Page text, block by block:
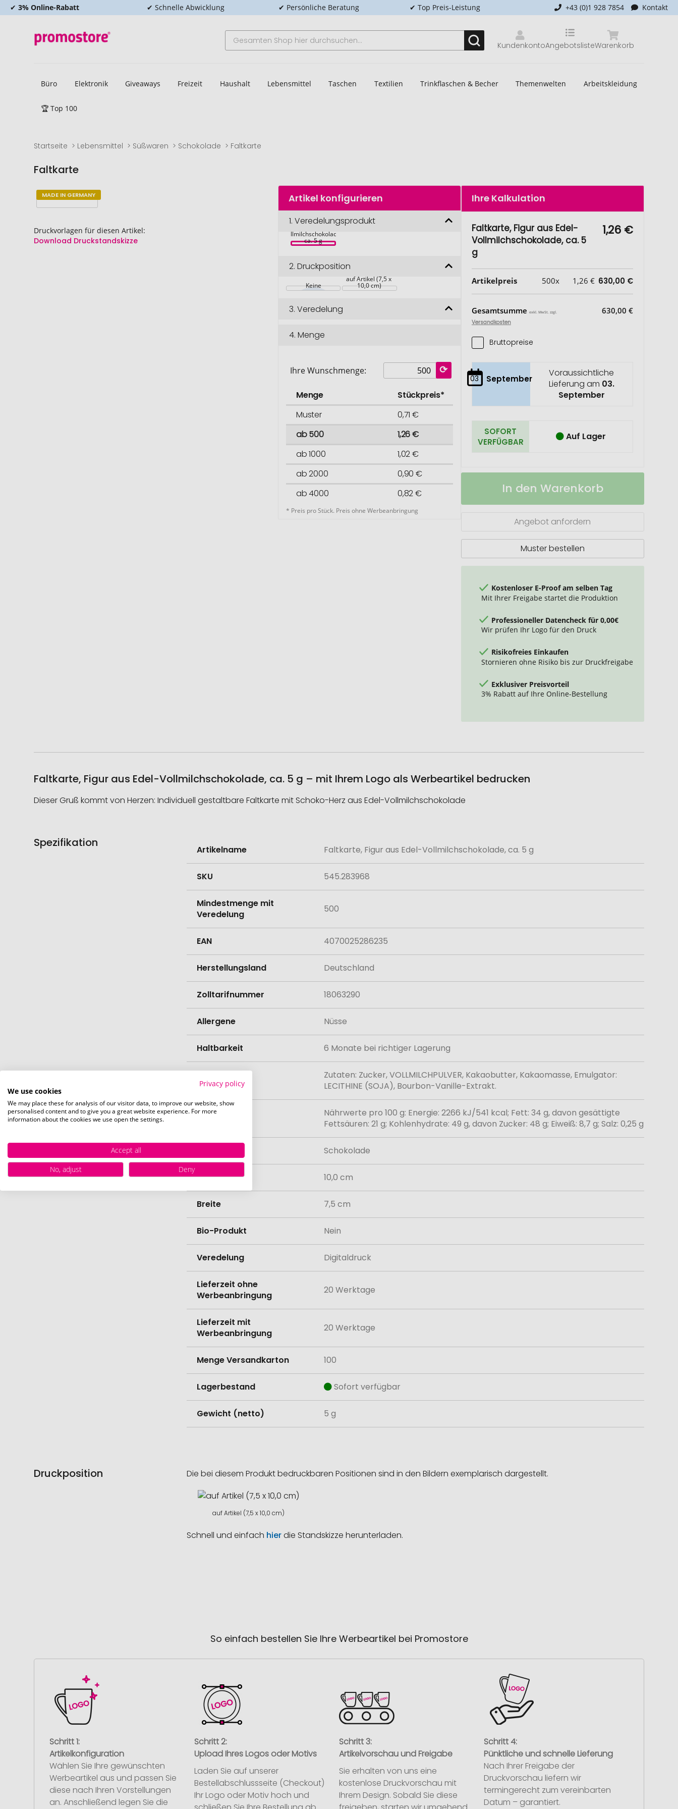
✔ 3% Online-Rabatt ✔ Schnelle Abwicklung ✔ Persönliche Beratung ✔ Top Preis-Leistung +43 (0)1 928 7854 Kontakt
Kundenkonto Warenkorb
Angebotsliste
Büro Elektronik Giveaways Freizeit Haushalt Lebensmittel Taschen Textilien Trinkflaschen & Becher Themenwelten Arbeitskleidung
🏆 Top 100
Startseite Lebensmittel Süßwaren Schokolade Faltkarte
Faltkarte
Zum
Ende
der
springen
Druckvorlagen für diesen Artikel:
Download Druckstandskizze
Zum
Anfang
der
springen
MADE IN GERMANY Artikel konfigurieren
1.Veredelungsprodukt
Faltkarte, Figur aus
Vollmilchschokolade,
ca. 5 g
2.Druckposition
Keine
auf Artikel (7,5 x
10,0 cm)
3.Veredelung
4.Menge
Ihre Wunschmenge:
Menge
Stückpreis*
Muster
0,71 €
ab 500
1,26 €
ab 1000
1,02 €
ab 2000
0,90 €
ab 4000
0,82 €
* Preis pro Stück. Preis ohne Werbeanbringung
Ihre Kalkulation
Faltkarte, Figur aus Edel-
Vollmilchschokolade, ca. 5
g
1,26 €
Artikelpreis 500x 1,26 € 630,00 €
Gesamtsumme exkl. MwSt. zzgl.
Versandkosten
630,00 €
Bruttopreise
03 September
Voraussichtliche
Lieferung am 03.
September
SOFORT
VERFÜGBAR
Auf Lager
Faltkarte
Auf
In den Warenkorb
Angebot anfordern
Muster bestellen
Kostenloser E-Proof am selben Tag
Mit Ihrer Freigabe startet die Produktion
Professioneller Datencheck für 0,00€
Wir prüfen Ihr Logo für den Druck
Risikofreies Einkaufen
Stornieren ohne Risiko bis zur Druckfreigabe
Exklusiver Preisvorteil
3% Rabatt auf Ihre Online-Bestellung
Faltkarte, Figur aus Edel-Vollmilchschokolade, ca. 5 g – mit Ihrem Logo als Werbeartikel bedrucken
Dieser Gruß kommt von Herzen: Individuell gestaltbare Faltkarte mit Schoko-Herz aus Edel-Vollmilchschokolade
Spezifikation
Informationen
Artikelname Faltkarte, Figur aus Edel-Vollmilchschokolade, ca. 5 g
SKU 545.283968
Mindestmenge mit
Veredelung
500
EAN 4070025286235
Herstellungsland Deutschland
Zolltarifnummer 18063290
Allergene Nüsse
Haltbarkeit 6 Monate bei richtiger Lagerung
Zutaten
Zutaten: Zucker, VOLLMILCHPULVER, Kakaobutter, Kakaomasse, Emulgator:
LECITHINE (SOJA), Bourbon-Vanille-Extrakt.
Nährwerte pro 100 g: Energie: 2266 kJ/541 kcal; Fett: 34 g, davon gesättigte
Fettsäuren: 21 g; Kohlenhydrate: 49 g, davon Zucker: 48 g; Eiweiß: 8,7 g; Salz: 0,25 g
Schokolade
Länge 10,0 cm
Breite 7,5 cm
Bio-Produkt Nein
Veredelung Digitaldruck
Lieferzeit ohne
Werbeanbringung
20 Werktage
Lieferzeit mit
Werbeanbringung
20 Werktage
Menge Versandkarton 100
Lagerbestand Sofort verfügbar
Gewicht (netto) 5 g
Druckposition Die bei diesem Produkt bedruckbaren Positionen sind in den Bildern exemplarisch dargestellt.
auf Artikel (7,5 x 10,0 cm)
Schnell und einfach hierdie Standskizze herunterladen.
So einfach bestellen Sie Ihre Werbeartikel bei Promostore
Schritt 1:
Artikelkonfiguration
Wählen Sie Ihre gewünschten
Werbeartikel aus und passen Sie
diese nach Ihren Vorstellungen
an. Anschließend legen Sie die
Schritt 2:
Upload Ihres Logos oder Motivs
Laden Sie auf unserer
Bestellabschlussseite (Checkout)
Ihr Logo oder Motiv hoch und
Schritt 3:
Artikelvorschau und Freigabe
Sie erhalten von uns eine
kostenlose Druckvorschau mit
Ihrem Design. Sobald Sie diese
Schritt 4:
Pünktliche und schnelle Lieferung
Nach Ihrer Freigabe der
Druckvorschau liefern wir
termingerecht zum vereinbarten
Datum – garantiert.
Privacy policy
We use cookies
We may place these for analysis of our visitor data, to improve our website, show
personalised content and to give you a great website experience. For more
information about the cookies we use open the settings.
Accept all
No, adjust
Deny